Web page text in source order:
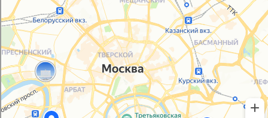
© 2021-2025, ООО "УПАКОВАЛИ ОНЛАЙН"
Сайт разработалаbogac hevas